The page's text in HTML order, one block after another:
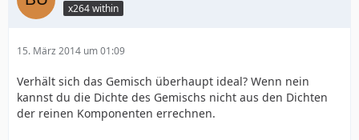
x264 within
15. März 2014 um 01:09
Verhält sich das Gemisch überhaupt ideal? Wenn nein
kannst du die Dichte des Gemischs nicht aus den Dichten
der reinen Komponenten errechnen.